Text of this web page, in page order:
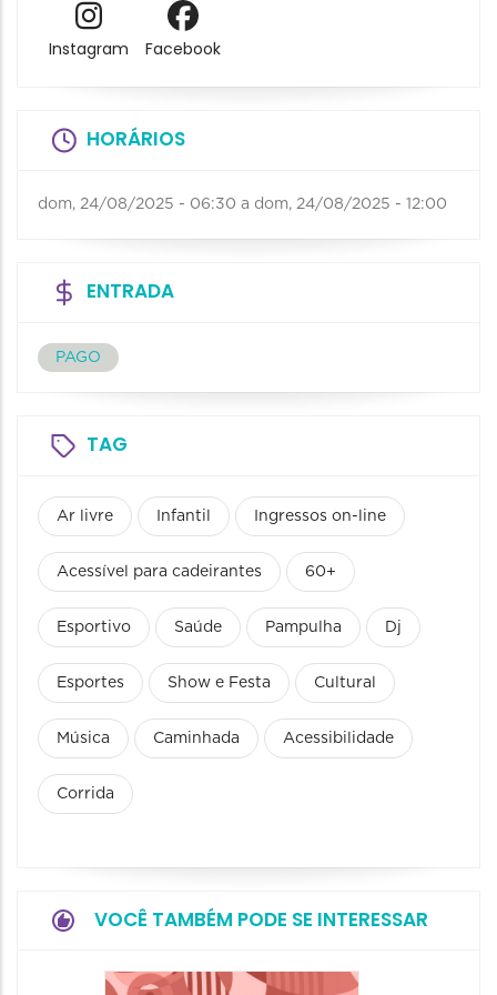
Instagram Facebook
HORÁRIOS
dom, 24/08/2025 - 06:30 a dom, 24/08/2025 - 12:00
ENTRADA
PAGO
TAG
Ar livre Infantil Ingressos on-line
Acessível para cadeirantes 60+
Esportivo Saúde Pampulha Dj
Esportes Show e Festa Cultural
Música Caminhada Acessibilidade
Corrida
VOCÊ TAMBÉM PODE SE INTERESSAR